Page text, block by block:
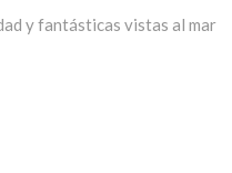
y fantásticas vistas al mar